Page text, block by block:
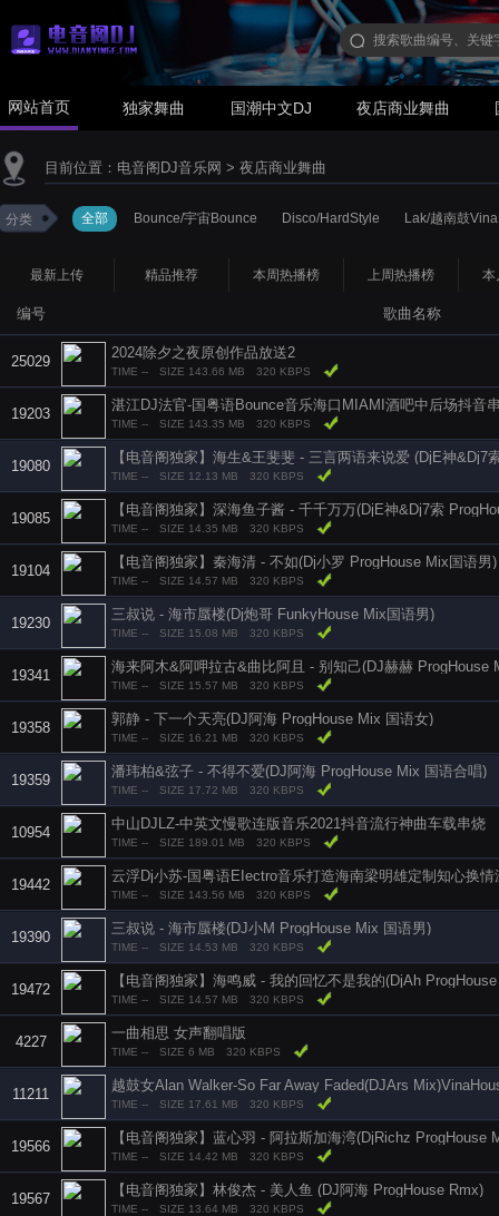
网站首页 独家舞曲 国潮中文DJ 夜店商业舞曲
目前位置： 电音阁DJ音乐网 > 夜店商业舞曲
分类 全部 Bounce/宇宙Bounce Disco/HardStyle Lak/越南鼓
最新上传 精品推荐 本周热播榜 上周热播榜 本
编号 歌曲名称
25029
2024除夕之夜原创作品放送2
TIME -- SIZE 143.66 MB 320 KBPS
19203
湛江DJ法官-国粤语Bounce音乐海口MIAMI酒吧中后场抖音
TIME -- SIZE 143.35 MB 320 KBPS
19080
TIME -- SIZE 12.13 MB 320 KBPS
19085
【电音阁独家】深海鱼子酱 - 千千万万(DjE神&Dj7索
TIME -- SIZE 14.35 MB 320 KBPS
19104
【电音阁独家】秦海清 - 不如(Dj小罗 ProgHouse Mix国语男)
TIME -- SIZE 14.57 MB 320 KBPS
19230
三叔说 - 海市蜃楼(Dj炮哥 FunkyHouse Mix国语男)
TIME -- SIZE 15.08 MB 320 KBPS
19341
海来阿木&阿呷拉古&曲比阿且 - 别知己(DJ赫赫 ProgHouse
TIME -- SIZE 15.57 MB 320 KBPS
19358
郭静 - 下一个天亮(DJ阿海 ProgHouse Mix 国语女)
TIME -- SIZE 16.21 MB 320 KBPS
19359
潘玮柏&弦子 - 不得不爱(DJ阿海 ProgHouse Mix 国语合唱)
TIME -- SIZE 17.72 MB 320 KBPS
10954
中山DJLZ-中英文慢歌连版音乐2021抖音流行神曲车载串烧
TIME -- SIZE 189.01 MB 320 KBPS
19442
云浮Dj小苏-国粤语EIectro音乐打造海南梁明雄定制知心换情
TIME -- SIZE 143.56 MB 320 KBPS
19390
三叔说 - 海市蜃楼(DJ小M ProgHouse Mix 国语男)
TIME -- SIZE 14.53 MB 320 KBPS
19472
【电音阁独家】海鸣威 - 我的回忆不是我的(DjAh
TIME -- SIZE 14.57 MB 320 KBPS
4227
一曲相思 女声翻唱版
TIME -- SIZE 6 MB 320 KBPS
11211
越鼓女Alan Walker-So Far Away Faded(DJArs
TIME -- SIZE 17.61 MB 320 KBPS
19566
【电音阁独家】蓝心羽 - 阿拉斯加海湾(DjRichz ProgHouse
TIME -- SIZE 14.42 MB 320 KBPS
19567
【电音阁独家】林俊杰 - 美人鱼 (DJ阿海 ProgHouse Rmx)
TIME -- SIZE 13.64 MB 320 KBPS